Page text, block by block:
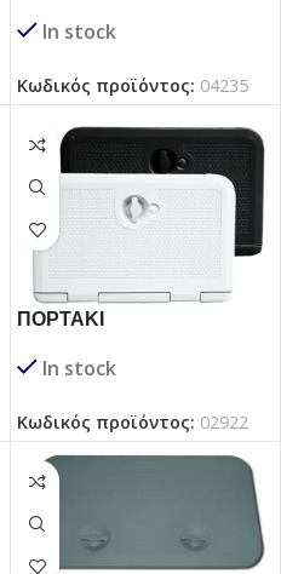
In stock
Κωδικός προϊόντος: 04235
ΠΟΡΤΑΚΙ
In stock
Κωδικός προϊόντος: 02922